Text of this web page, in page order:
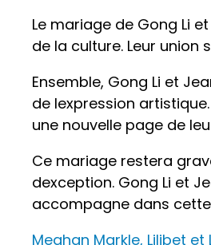
Le mariage de Gong Li
de la culture. Leur
Ensemble, Gong Li et
de lexpression
une nouvelle page de
Ce mariage restera
dexception. Gong Li et
accompagne dans
Meghan Markle, Lilibet et